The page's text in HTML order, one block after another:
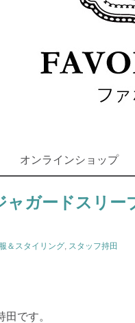
オンラインショップ
ャガードスリー
＆スタイリング, スタッフ持田
です。